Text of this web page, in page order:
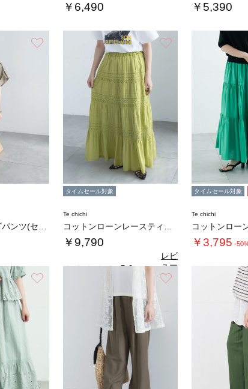
￥6,490 ￥5,390
タイムセール対象
Te chichi
￥9,790
5.0（1）
レビ
ュー
を見
る
タイムセール対象
Te chichi
￥3,795 -